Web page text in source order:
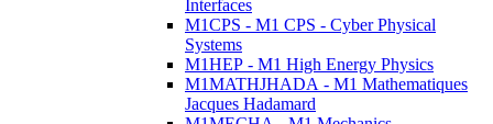
Interfaces
M1CPS - M1 CPS - Cyber Physical
Systems
M1HEP - M1 High Energy Physics
M1MATHJHADA - M1 Mathematiques
Jacques Hadamard